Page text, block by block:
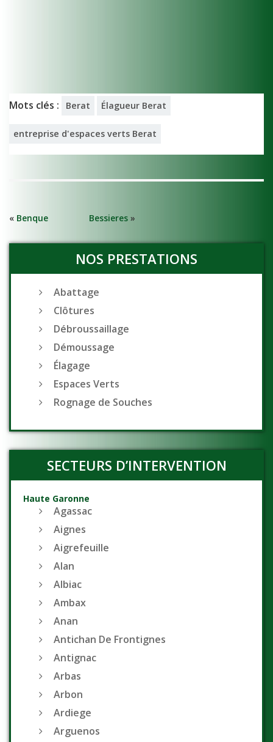
Mots clés : Berat Élagueur Berat
entreprise d'espaces verts Berat
« Benque Bessieres»
NOS PRESTATIONS
Abattage
Clôtures
Débroussaillage
Démoussage
Élagage
Espaces Verts
Rognage de Souches
SECTEURS D’INTERVENTION
Haute Garonne
Agassac
Aignes
Aigrefeuille
Alan
Albiac
Ambax
Anan
Antichan De Frontignes
Antignac
Arbas
Arbon
Ardiege
Arguenos